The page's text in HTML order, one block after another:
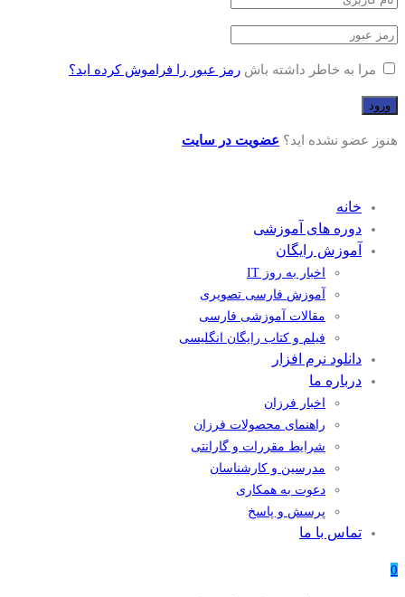
مرا به خاطر داشته باش رمز عبور را فراموش کرده اید؟
هنوز عضو نشده اید؟ عضویت در سایت
خانه
دوره های آموزشی
آموزش رایگان
اخبار به روز IT
آموزش فارسی تصویری
مقالات آموزشی فارسی
فیلم و کتاب رایگان انگلیسی
دانلود نرم افزار
درباره ما
اخبار فرزان
راهنمای محصولات فرزان
شرایط مقررات و گارانتی
مدرسین و کارشناسان
دعوت به همکاری
پرسش و پاسخ
تماس با ما
0